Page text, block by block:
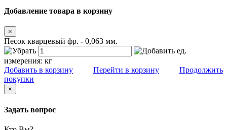
Добавление товара в корзину
×
Песок кварцевый фр. - 0,063 мм.
ед.
измерения: кг
Добавить в корзину
Перейти в корзину
Продолжить
покупки
×
Задать вопрос